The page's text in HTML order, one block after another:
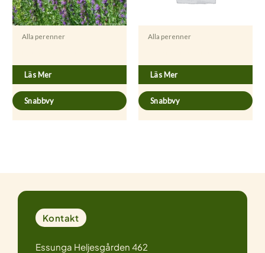
Alla perenner
Läs Mer
Snabbvy
Alla perenner
Läs Mer
Snabbvy
Kontakt
Essunga Heljesgården 462